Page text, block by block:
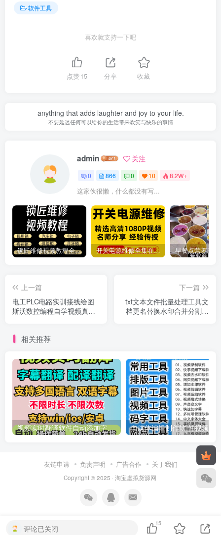
软件工具
喜欢就支持一下吧
点赞15 分享 收藏
anything that adds laughter and joy to your life.
不要延迟任何可以给你的生活带来欢笑与快乐的事情
admin 关注
0 866 0 10 8.2W+
这家伙很懒，什么都没有写...
锁匠维修视频教程全套从入门到精通技巧培训学习在线自学课程 开关电源维修全集在线视频教程新手零基础课程教程从入门到精通
上一篇
电工PLC电路实训接线绘图
斯沃数控编程自学视频真模
下一篇
txt文本文件批量处理工具文
档更名替换水印合并分割工
相关推荐
视频实时翻译软件自动添加字幕同声传译看剧网课翻译工具字幕生成
友链申请 免责声明 广告合作 关于我们
Copyright © 2025 · 淘宝虚拟货源网
评论已关闭
15